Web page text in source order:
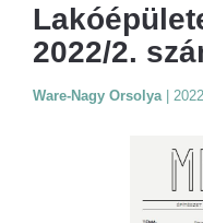
2022/2.
Ware-Nagy Orsolya